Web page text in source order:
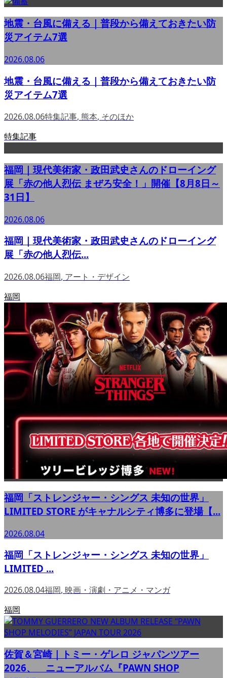
地震・台風に備える｜普段から備えておきたい防
災アイテム7選
2026.08.06
地震・台風に備える｜普段から備えておきたい防
災アイテム7選
2026.08.06特集記事, 熊本, そのほか
特集記事
福岡｜現代美術家・政田武史さんのドローイング
展「赤の他人烈伝 まぜろ安全！」開催【8月8日～
31日】
2026.08.06
福岡｜現代美術家・政田武史さんのドローイング
展「赤の他人烈伝...
2026.08.06福岡, アート・デザイン
福岡
福岡「ストレンジャー・シングス 未知の世界」
LIMITED STORE がキャナルシティ博多に登場【...
2026.08.04
福岡「ストレンジャー・シングス 未知の世界」
LIMITED ...
2026.08.04福岡, 映画・演劇・アニメ・マンガ
福岡
佐賀＆宮崎｜トミー・ゲレロ ジャパンツアー
2026、 ニューアルバム『PAWN SHOP